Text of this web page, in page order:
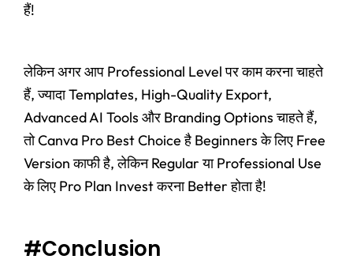
हैं!
लेकिन अगर आप Professional Level पर काम करना चाहते
हैं, ज्यादा Templates, High-Quality Export,
Advanced AI Tools और Branding Options चाहते हैं,
तो Canva Pro Best Choice है Beginners के लिए Free
Version काफी है, लेकिन Regular या Professional Use
के लिए Pro Plan Invest करना Better होता है!
#Conclusion